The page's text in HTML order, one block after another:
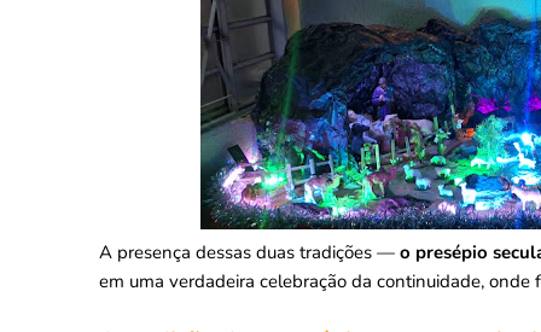
A presença dessas duas tradições — o presépio
em uma verdadeira celebração da continuidade,